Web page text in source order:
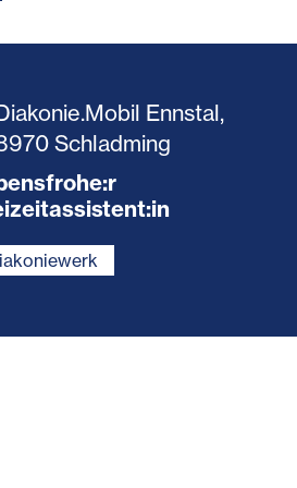
Ennstal,
Schladming